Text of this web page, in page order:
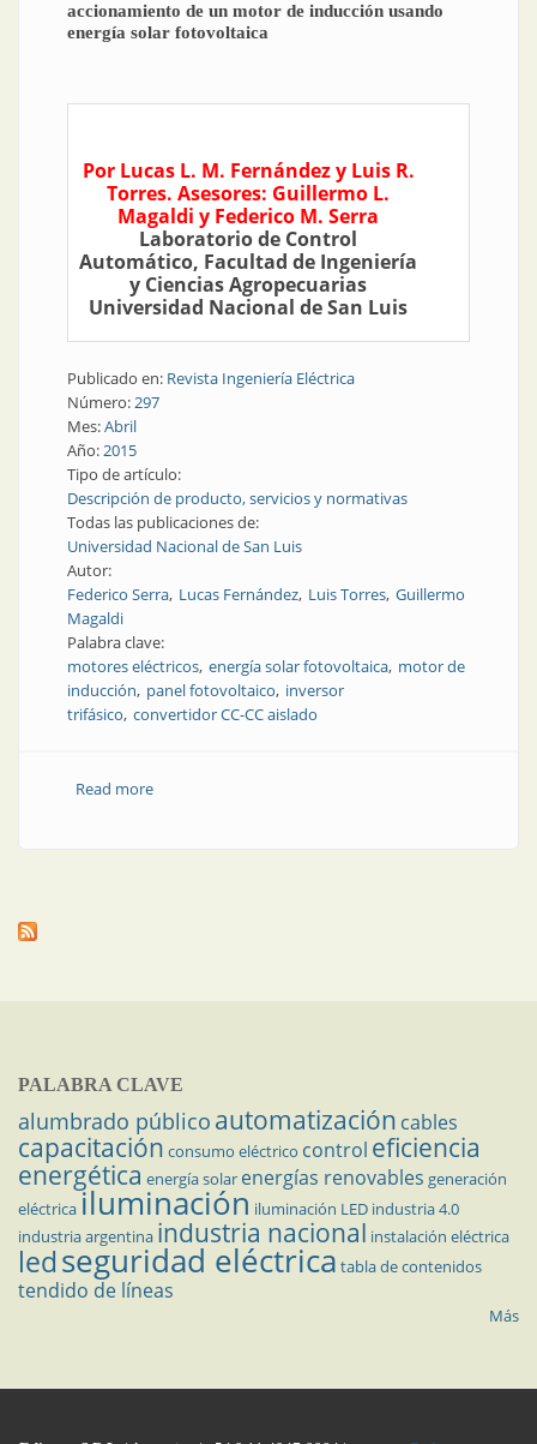
accionamiento de un motor de inducción usando
energía solar fotovoltaica
Por Lucas L. M. Fernández y Luis R.
Torres. Asesores: Guillermo L.
Magaldi y Federico M. Serra
Laboratorio de Control
Automático, Facultad de Ingeniería
y Ciencias Agropecuarias
Universidad Nacional de San Luis
Publicado en: Revista Ingeniería Eléctrica
Número:297
Mes:Abril
Año:2015
Tipo de artículo:
Descripción de producto, servicios y normativas
Todas las publicaciones de:
Universidad Nacional de San Luis
Autor:
Federico Serra Lucas Fernández Luis Torres Guillermo
Magaldi
Palabra clave:
motores eléctricos energía solar fotovoltaica motor de
inducción panel fotovoltaico inversor
trifásico convertidor CC-CC aislado
Read moreabout Producto | Implementación de un prototipo
PALABRA CLAVE
alumbrado público automatización cables
capacitación consumo eléctrico control eficiencia
energética energía solar energías renovables generación
eléctricailuminación iluminación LED industria 4.0
industria argentina industria nacional instalación eléctrica
ledseguridad eléctrica tabla de contenidos
tendido de líneas
Más